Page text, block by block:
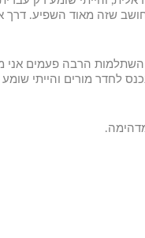
שזה מאוד השפיע.
השתלמות הרבה פעמים אני
לחדר מורים והייתי